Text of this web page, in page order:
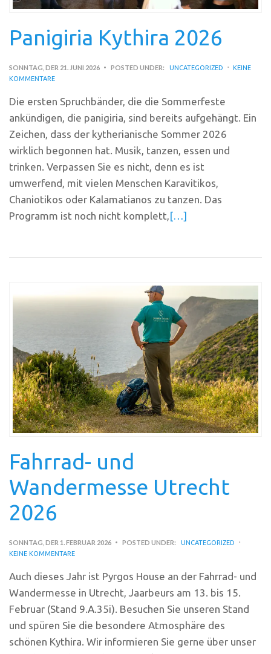
Panigiria Kythira 2026
SONNTAG, DER 21. JUNI 2026 POSTED UNDER: UNCATEGORIZED
KEINE
KOMMENTARE
Die ersten Spruchbänder, die die Sommerfeste
ankündigen, die panigiria, sind bereits aufgehängt. Ein
Zeichen, dass der kytherianische Sommer 2026
wirklich begonnen hat. Musik, tanzen, essen und
trinken. Verpassen Sie es nicht, denn es ist
umwerfend, mit vielen Menschen Karavitikos,
Chaniotikos oder Kalamatianos zu tanzen. Das
Programm ist noch nicht komplett, […]
Fahrrad- und
Wandermesse Utrecht
2026
SONNTAG, DER 1. FEBRUAR 2026 POSTED UNDER:
UNCATEGORIZED
KEINE KOMMENTARE
Auch dieses Jahr ist Pyrgos House an der Fahrrad- und
Wandermesse in Utrecht, Jaarbeurs am 13. bis 15.
Februar (Stand 9.A.35i). Besuchen Sie unseren Stand
und spüren Sie die besondere Atmosphäre des
schönen Kythira. Wir informieren Sie gerne über unser